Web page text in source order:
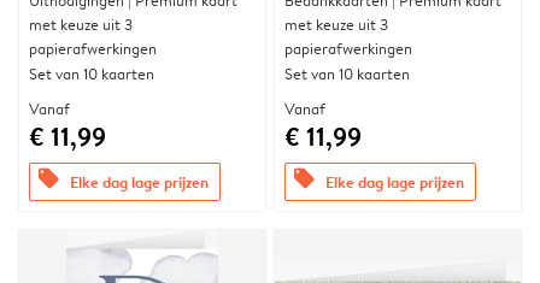
met keuze uit 3
papierafwerkingen
Set van 10 kaarten
Vanaf
€ 11,99
offers Elke dag lage prijzen
met keuze uit 3
papierafwerkingen
Set van 10 kaarten
Vanaf
€ 11,99
offers Elke dag lage prijzen